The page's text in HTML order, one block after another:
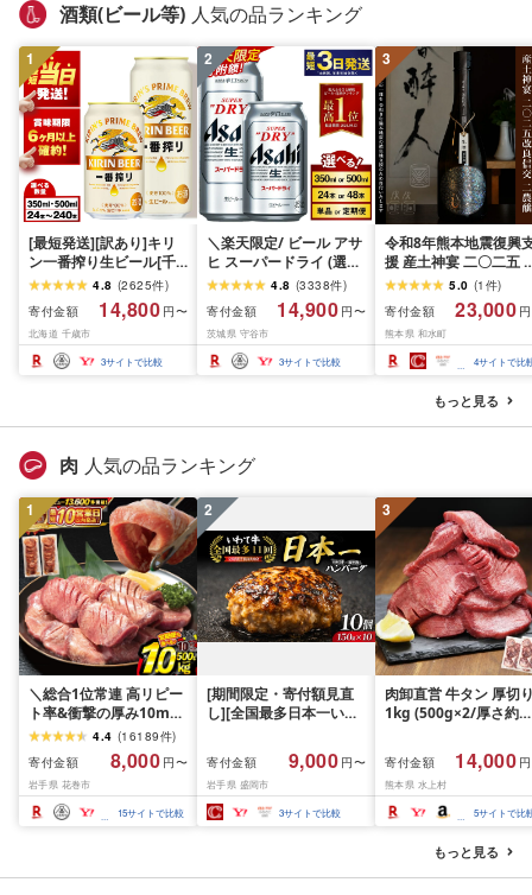
酒類(ビール等) 人気の品ランキング
1
[最短発送][訳あり]キリ
ン一番搾り生ビール[千
歳工場産]350ml・
500ml 1〜10ケース(1ケ
ース24本)北海道 ふるさ
と納税 ビール お酒 ケー
ス ギフト 酒 ビール ギフ
ト 美味しさに 訳あり 麒
4.8 (2625件)
寄付金額
14,800 円〜
北海道 千歳市
3サイトで比較
2
＼楽天限定/ ビール アサ
ヒ スーパードライ (選べ
る 350ml 500ml / 24本
48本 / 単品 2ヶ月〜12ヶ
月定期便 12ヶ月定期便)
楽天フェスタ 期間限定|
最短3日発送 アサヒビー
ル お酒 アルコール
谷市 高評価★4.67
4.8 (3338件)
寄付金額
14,900 円〜
茨城県 守谷市
3サイトで比較
3
令和8年熊本地震復興
援 産土神宴 二〇二五
良信交 | 二農醸 1本 |
本県 和水町 くまもと
ごみまち なごみ 産土
お酒 酒 地酒 花の香酒
5.0 (1 件)
寄付金額
23,000
熊本県 和水町
4サイトで比
もっと見る
肉 人気の品ランキング
1
＼総合1位常連 高リピー
ト率&衝撃の厚み10mm
厚切り牛タン 塩味/ ≪ス
ピード発送!!10営業日以
内発送≫ 選べる内容量
500g / 1kg 定期便 毎月
届く 牛肉 肉 BBQ ふるさ
と 人気 ランキング 岩手
4.4 (16189件)
寄付金額
8,000 円〜
岩手県 花巻市
15サイトで比較
2
[期間限定・寄付額見直
し][全国最多日本一いわ
1.5kg(150g×10個) いわ
て牛 × 岩中豚 ハンバー
グ 合挽き 合い挽き 黒毛
和牛 人気 冷凍 個包装 小
分け 冷凍 牛肉 豚肉 和牛
お弁当 hannba-gu ラン
寄付金額 9,000 円〜
岩手県 盛岡市
3サイトで比較
3
肉卸直営 牛タン 厚切
1kg (500g×2/厚さ約
牛肉 焼肉 冷凍 スライ
業務用 バーベキュー
BBQ おつまみ ギフト
祝い お中元 夏ギフト
寄付金額 14,000
熊本県 水上村
5サイトで比
もっと見る